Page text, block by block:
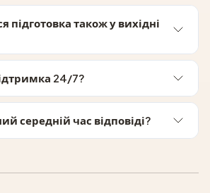
підготовка також у вихідні
24/7?
середній час відповіді?